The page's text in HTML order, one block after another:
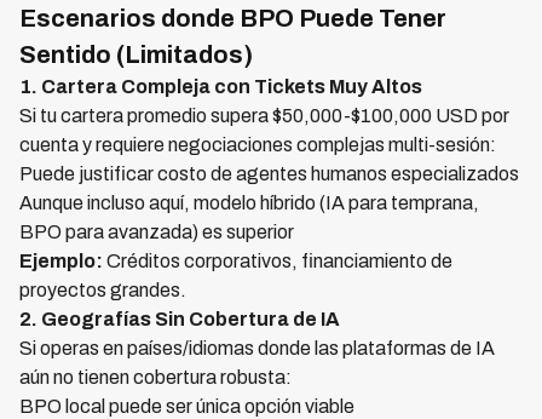
Escenarios donde BPO Puede Tener
Sentido (Limitados)
1. Cartera Compleja con Tickets Muy Altos
Si tu cartera promedio supera $50,000-$100,000 USD por
cuenta y requiere negociaciones complejas multi-sesión:
Puede justificar costo de agentes humanos especializados
Aunque incluso aquí, modelo híbrido (IA para temprana,
BPO para avanzada) es superior
Ejemplo: Créditos corporativos, financiamiento de
proyectos grandes.
2. Geografías Sin Cobertura de IA
Si operas en países/idiomas donde las plataformas de IA
aún no tienen cobertura robusta:
BPO local puede ser única opción viable